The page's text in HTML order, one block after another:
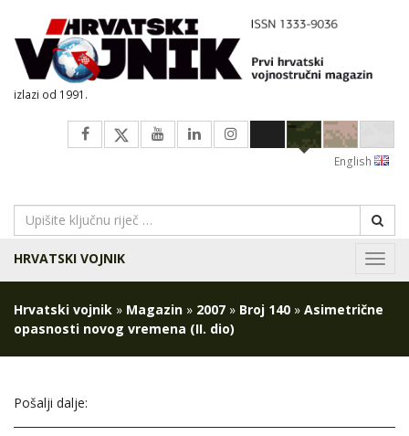
izlazi od 1991.
English
HRVATSKI VOJNIK
Hrvatski vojnik » Magazin » 2007 » Broj 140 » Asimetrične
opasnosti novog vremena (II. dio)
Pošalji dalje: